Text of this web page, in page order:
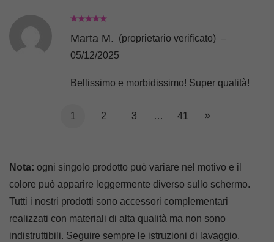
Marta M. (proprietario verificato) –
05/12/2025
Bellissimo e morbidissimo! Super qualità!
1 2 3 … 41
Nota: ogni singolo prodotto può variare nel motivo e il
colore può apparire leggermente diverso sullo schermo.
Tutti i nostri prodotti sono accessori complementari
realizzati con materiali di alta qualità ma non sono
indistruttibili. Seguire sempre le istruzioni di lavaggio.